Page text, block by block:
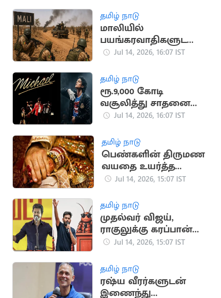
தமிழ் நாடு
மாலியில்
பயங்கரவாதிகளுடனா
ன மோதலில் 30
Jul 14, 2026, 16:07 IST
தமிழ் நாடு
ரூ.9,000 கோடி
வசூலித்து சாதனை
படைத்த மைக்கேல்
Jul 14, 2026, 16:07 IST
தமிழ் நாடு
பெண்களின் திருமண
வயதை உயர்த்த
மத்திய அரசு
Jul 14, 2026, 15:07 IST
தமிழ் நாடு
முதல்வர் விஜய்,
ராகுலுக்கு கரப்பான்
பூச்சி கட்சி போராட
Jul 14, 2026, 15:07 IST
தமிழ் நாடு
ரஷ்ய வீரர்களுடன்
இணைந்து